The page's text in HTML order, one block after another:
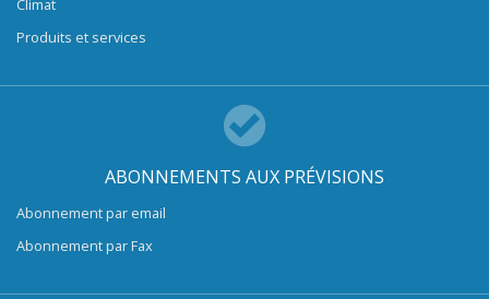
Climat
Produits et services
ABONNEMENTS AUX PRÉVISIONS
Abonnement par email
Abonnement par Fax